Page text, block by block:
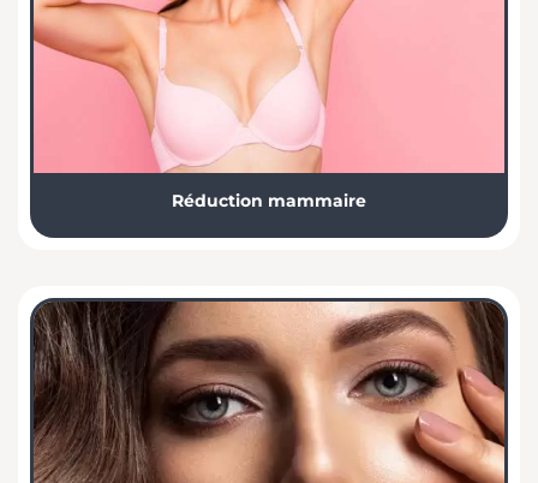
Réduction mammaire